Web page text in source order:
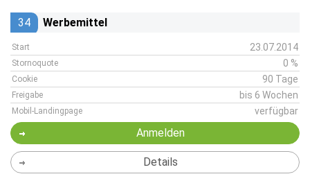
34 Werbemittel
Start 23.07.2014
Stornoquote 0 %
Cookie 90 Tage
Freigabe bis 6 Wochen
Mobil-Landingpage verfügbar
Anmelden
Details